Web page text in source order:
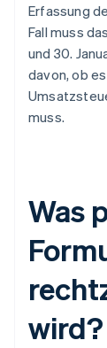
Erfassung
Fall muss
und 30.
davon, ob
muss.
Was
wird?